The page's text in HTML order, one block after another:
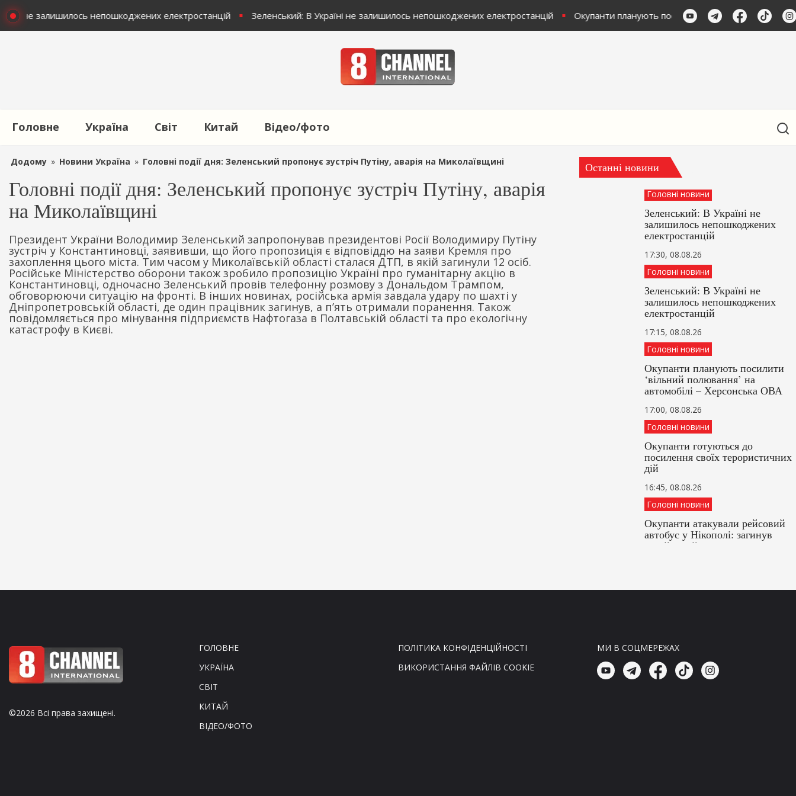
не залишилось непошкоджених електростанцій Зеленський: В Україні не залишилось непошкоджених електростанцій Окупанти планують посилити 'вільний полювання'
Головне Україна Світ Китай Відео/фото
Додому » Новини Україна » Головні події дня: Зеленський пропонує зустріч Путіну, аварія на Миколаївщині
Головні події дня: Зеленський пропонує зустріч Путіну, аварія
на Миколаївщині
Президент України Володимир Зеленський запропонував президентові Росії Володимиру Путіну
зустріч у Константиновці, заявивши, що його пропозиція є відповіддю на заяви Кремля про
захоплення цього міста. Тим часом у Миколаївській області сталася ДТП, в якій загинули 12 осіб.
Російське Міністерство оборони також зробило пропозицію Україні про гуманітарну акцію в
Константиновці, одночасно Зеленський провів телефонну розмову з Дональдом Трампом,
обговорюючи ситуацію на фронті. В інших новинах, російська армія завдала удару по шахті у
Дніпропетровській області, де один працівник загинув, а п’ять отримали поранення. Також
повідомляється про мінування підприємств Нафтогаза в Полтавській області та про екологічну
катастрофу в Києві.
Останні новини
Головні новини
Зеленський: В Україні не
залишилось непошкоджених
електростанцій
17:30, 08.08.26
Головні новини
Зеленський: В Україні не
залишилось непошкоджених
електростанцій
17:15, 08.08.26
Головні новини
Окупанти планують посилити
‘вільний полювання’ на
автомобілі – Херсонська ОВА
17:00, 08.08.26
Головні новини
Окупанти готуються до
посилення своїх терористичних
дій
16:45, 08.08.26
Головні новини
Окупанти атакували рейсовий
автобус у Нікополі: загинув
герой-водій
16:15, 08.08.26
Головні новини
Окупанти атакували рейсовий
©2026 Всі права захищені.
ГОЛОВНЕ
УКРАЇНА
СВІТ
КИТАЙ
ВІДЕО/ФОТО
ПОЛІТИКА КОНФІДЕНЦІЙНОСТІ
ВИКОРИСТАННЯ ФАЙЛІВ COOKIE
МИ В СОЦМЕРЕЖАХ